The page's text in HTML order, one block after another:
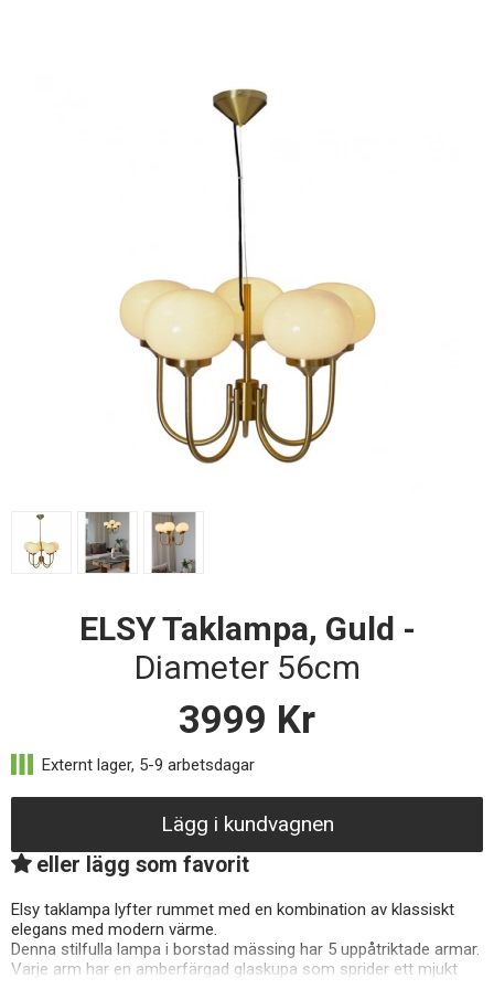
ELSY Taklampa, Guld -
Diameter 56cm
3999 Kr
Lägg i kundvagnen
eller lägg som favorit
Elsy taklampa lyfter rummet med en kombination av klassiskt
elegans med modern värme.
Denna stilfulla lampa i borstad mässing har 5 uppåtriktade armar.
Varje arm har en amberfärgad glaskupa som sprider ett mjukt